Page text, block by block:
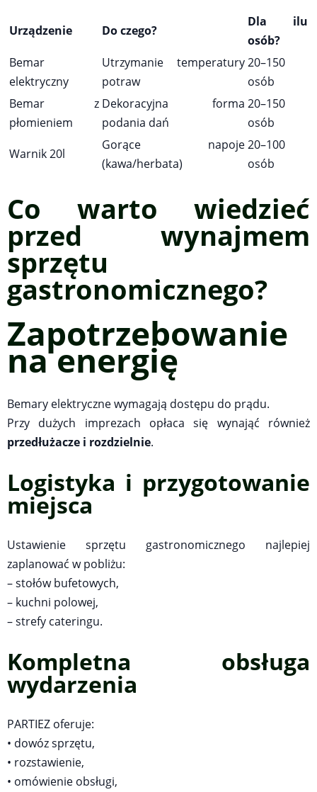
Urządzenie Do czego?
Dla ilu
osób?
Bemar
elektryczny
Utrzymanie temperatury
potraw
20–150
osób
Bemar z
płomieniem
Dekoracyjna forma
podania dań
20–150
osób
Warnik 20l
Gorące napoje
(kawa/herbata)
20–100
osób
Co warto wiedzieć
przed wynajmem
sprzętu
gastronomicznego?
Zapotrzebowanie
na energię
Bemary elektryczne wymagają dostępu do prądu.
Przy dużych imprezach opłaca się wynająć również
przedłużacze i rozdzielnie.
Logistyka i przygotowanie
miejsca
Ustawienie sprzętu gastronomicznego najlepiej
zaplanować w pobliżu:
– stołów bufetowych,
– kuchni polowej,
– strefy cateringu.
Kompletna obsługa
wydarzenia
PARTIEZ oferuje:
• dowóz sprzętu,
• rozstawienie,
• omówienie obsługi,